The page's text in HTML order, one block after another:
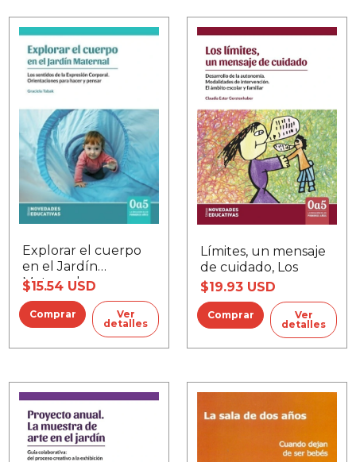
Explorar el cuerpo
en el Jardín
Maternal
$15.54 USD
Ver
detalles
Límites, un mensaje
de cuidado, Los
$19.93 USD
Ver
detalles